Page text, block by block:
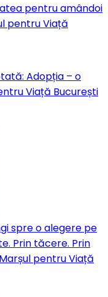
pentru amândoi
pentru Viață
Adopția – o
Viață București
spre o alegere pe
Prin tăcere. Prin
pentru Viață